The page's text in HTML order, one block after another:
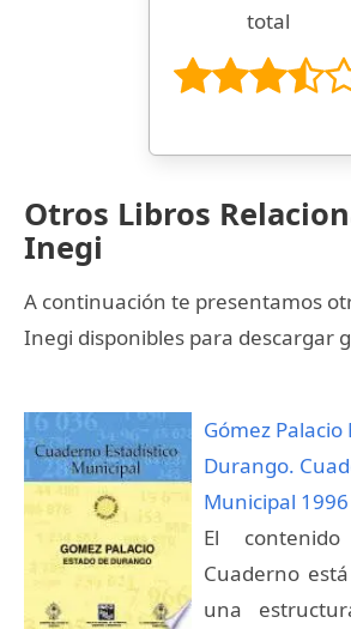
total
Otros Libros
Inegi
A continuación te presentamos
Inegi disponibles para descargar
Gómez Palacio
Durango.
Municipal 1996
El
Cuaderno
una